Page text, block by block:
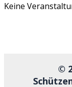
Keine
©